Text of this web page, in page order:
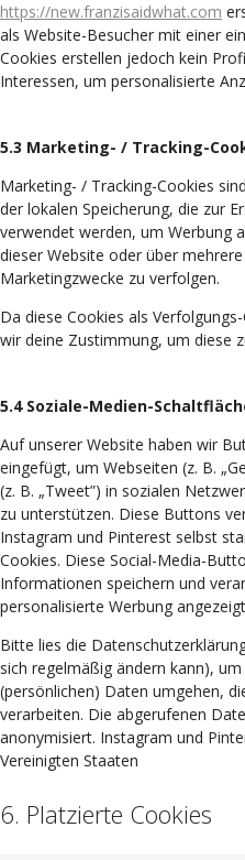
https://new.franzisaidwhat.com
als Website-Besucher mit einer
Cookies erstellen jedoch kein
Interessen, um personalisierte
5.3 Marketing- / Tracking-
Marketing- / Tracking-Cookies
der lokalen Speicherung, die zur
verwendet werden, um Werbung
dieser Website oder über
Marketingzwecke zu verfolgen.
Da diese Cookies als
wir deine Zustimmung, um diese
5.4 Soziale-Medien-
Auf unserer Website haben wir
eingefügt, um Webseiten (z. B.
(z. B. „Tweet”) in sozialen
zu unterstützen. Diese Buttons
Instagram und Pinterest selbst
Cookies. Diese Social-Media-
Informationen speichern und
personalisierte Werbung
Bitte lies die
sich regelmäßig ändern kann),
(persönlichen) Daten umgehen,
verarbeiten. Die abgerufenen
anonymisiert. Instagram und
Vereinigten Staaten
6. Platzierte Cookies